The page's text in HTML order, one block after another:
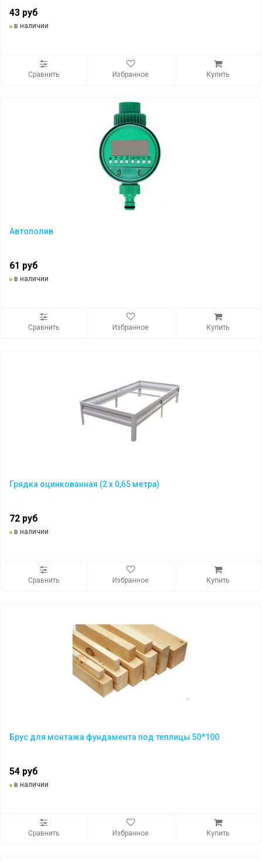
43 руб
в наличии
Сравнить Избранное Купить
Автополив
61 руб
в наличии
Сравнить Избранное Купить
Грядка оцинкованная (2 х 0,65 метра)
72 руб
в наличии
Сравнить Избранное Купить
Брус для монтажа фундамента под теплицы 50*100
54 руб
в наличии
Сравнить Избранное Купить